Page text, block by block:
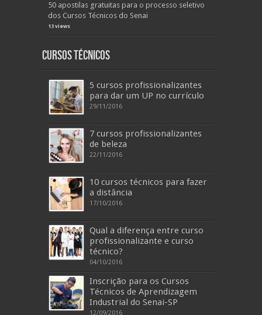
50 apostilas gratuitas para o processo seletivo
dos Cursos Técnicos do Senai
13 views
Cursos Técnicos
5 cursos profissionalizantes
para dar um UP no currículo
29/11/2016
7 cursos profissionalizantes
de beleza
22/11/2016
10 cursos técnicos para fazer
a distância
17/10/2016
Qual a diferença entre curso
profissionalizante e curso
técnico?
04/10/2016
Inscrição para os Cursos
Técnicos de Aprendizagem
Industrial do Senai-SP
12/09/2016